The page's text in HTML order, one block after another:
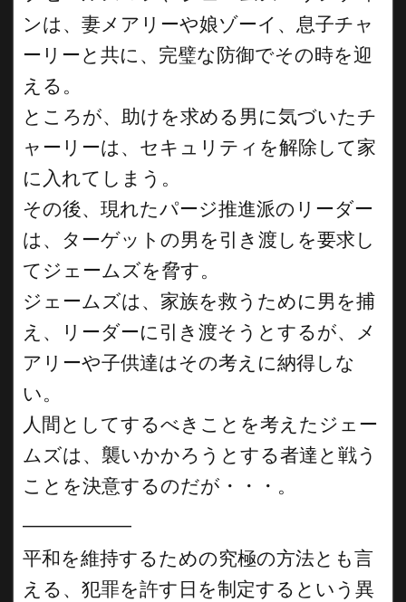
ンは、妻メアリーや娘ゾーイ、息子チャ
ーリーと共に、完璧な防御でその時を迎
える。
ところが、助けを求める男に気づいたチ
ャーリーは、セキュリティを解除して家
に入れてしまう。
その後、現れたパージ推進派のリーダー
は、ターゲットの男を引き渡しを要求し
てジェームズを脅す。
ジェームズは、家族を救うために男を捕
え、リーダーに引き渡そうとするが、メ
アリーや子供達はその考えに納得しな
い。
人間としてするべきことを考えたジェー
ムズは、襲いかかろうとする者達と戦う
ことを決意するのだが・・・。
平和を維持するための究極の方法とも言
える、犯罪を許す日を制定するという異